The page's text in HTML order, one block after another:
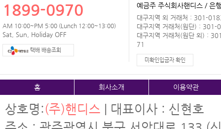
1899-0970
AM 10:00~PM 5:00 (Lunch 12:00~13:00)
Sat, Sun, Holiday OFF
택배 배송조회
예금주 주식회사핸디스 / 은
대구지역 외 거래처 : 301-
대구지역 거래처(원단) :
대구지역 거래처(원단 외) :
71
미확인입금자 확인
홈 회사소개 이용약관
상호명:(주)핸디스 | 대표이사 : 신현호